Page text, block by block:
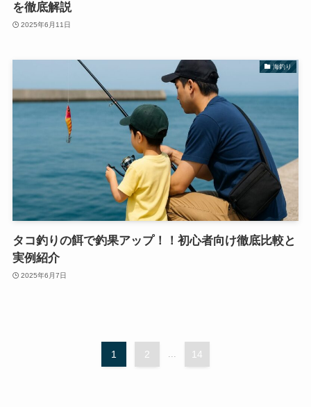
を徹底解説
2025年6月11日
海釣り
タコ釣りの餌で釣果アップ！！初心者向け徹底比較と
実例紹介
2025年6月7日
1 2 ... 14